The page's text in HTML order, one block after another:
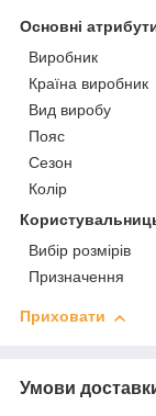
Основні
Виробник
Країна виробник
Вид виробу
Пояс
Сезон
Колір
Вибір розмірів
Призначення
Приховати
Умови